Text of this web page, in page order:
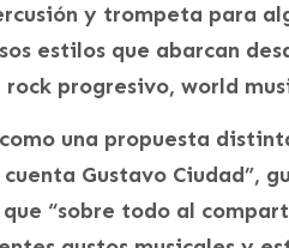
y trompeta para
estilos que abarcan
progresivo, world
una propuesta
cuenta Gustavo Ciudad”,
“sobre todo al